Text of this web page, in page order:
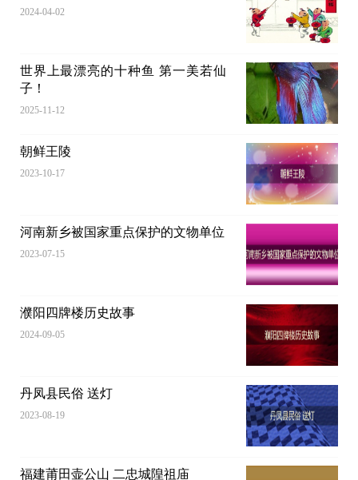
2024-04-02
世界上最漂亮的十种鱼 第一美若仙
子！
2025-11-12
朝鲜王陵
2023-10-17
河南新乡被国家重点保护的文物单位
2023-07-15
濮阳四牌楼历史故事
2024-09-05
丹凤县民俗 送灯
2023-08-19
福建莆田壶公山 二忠城隍祖庙